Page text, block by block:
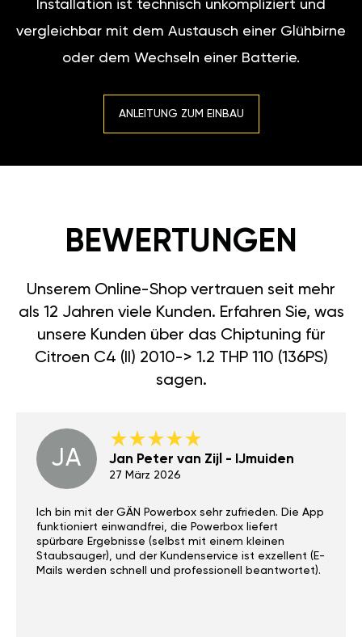
Installation ist technisch unkompliziert und
vergleichbar mit dem Austausch einer Glühbirne
oder dem Wechseln einer Batterie.
ANLEITUNG ZUM EINBAU
BEWERTUNGEN
Unserem Online-Shop vertrauen seit mehr
als 12 Jahren viele Kunden. Erfahren Sie, was
unsere Kunden über das Chiptuning für
Citroen C4 (II) 2010-> 1.2 THP 110 (136PS)
sagen.
JA Jan Peter van Zijl - IJmuiden
27 März 2026
Ich bin mit der GÄN Powerbox sehr zufrieden. Die App
funktioniert einwandfrei, die Powerbox liefert
spürbare Ergebnisse (selbst mit einem kleinen
Staubsauger), und der Kundenservice ist exzellent (E-
Mails werden schnell und professionell beantwortet).